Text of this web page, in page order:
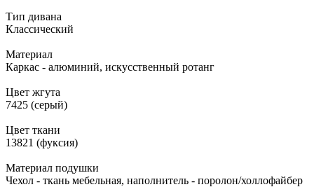
Тип дивана
Классический
Материал
Каркас - алюминий, искусственный ротанг
Цвет жгута
7425 (серый)
Цвет ткани
13821 (фуксия)
Материал подушки
Чехол - ткань мебельная, наполнитель - поролон/холлофайбер